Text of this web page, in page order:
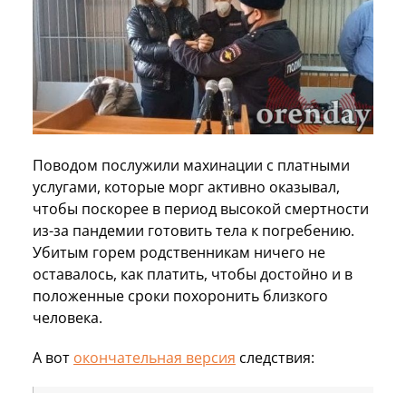
Поводом послужили махинации с платными
услугами, которые морг активно оказывал,
чтобы поскорее в период высокой смертности
из-за пандемии готовить тела к погребению.
Убитым горем родственникам ничего не
оставалось, как платить, чтобы достойно и в
положенные сроки похоронить близкого
человека.
А вот окончательная версия следствия: